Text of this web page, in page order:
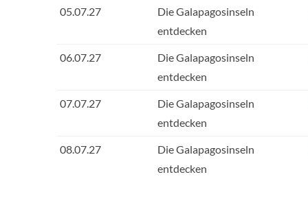
05.07.27
Die Galapagosinseln
entdecken
06.07.27
Die Galapagosinseln
entdecken
07.07.27
Die Galapagosinseln
entdecken
08.07.27
Die Galapagosinseln
entdecken